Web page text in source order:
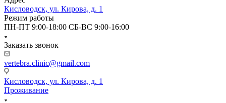
Кисловодск, ул. Кирова, д. 1
Режим работы
ПН-ПТ 9:00-18:00 СБ-ВС 9:00-16:00
Заказать звонок
vertebra.clinic@gmail.com
Кисловодск, ул. Кирова, д. 1
Проживание